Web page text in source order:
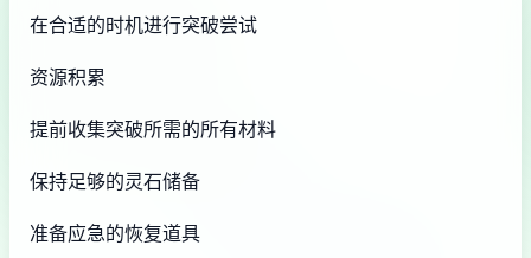
在合适的时机进行突破尝试
资源积累
提前收集突破所需的所有材料
保持足够的灵石储备
准备应急的恢复道具